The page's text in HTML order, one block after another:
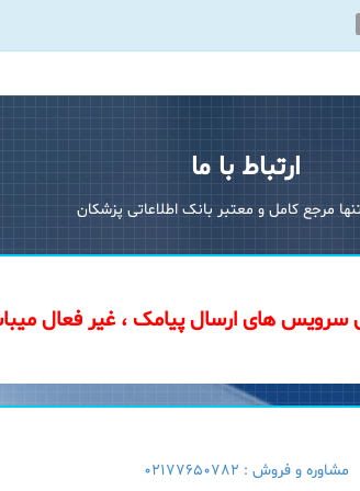
ارتباط با ما
سرویس های ارسال پیامک ، غیر فعال
مشاوره و فروش : 02177650782